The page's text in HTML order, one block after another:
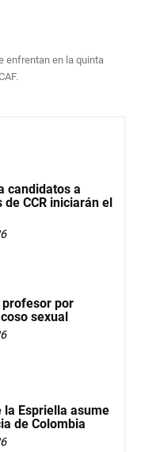
enfrentan en la quinta
candidatos a
CCR iniciarán el
profesor por
sexual
la Espriella asume
de Colombia